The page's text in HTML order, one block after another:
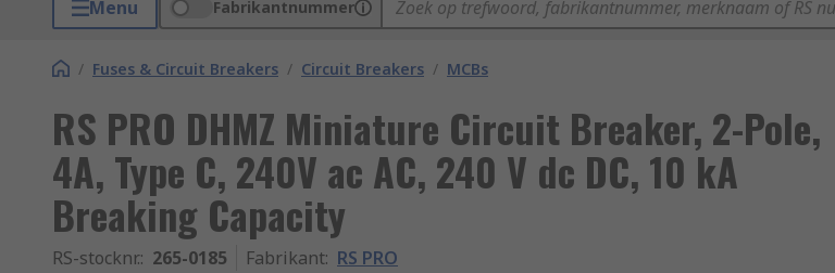
Menu Fabrikantnummer
/ Fuses & Circuit Breakers / Circuit Breakers / MCBs
RS PRO DHMZ Miniature Circuit Breaker, 2-Pole,
4A, Type C, 240V ac AC, 240 V dc DC, 10 kA
Breaking Capacity
RS-stocknr.: 265-0185 Fabrikant: RS PRO